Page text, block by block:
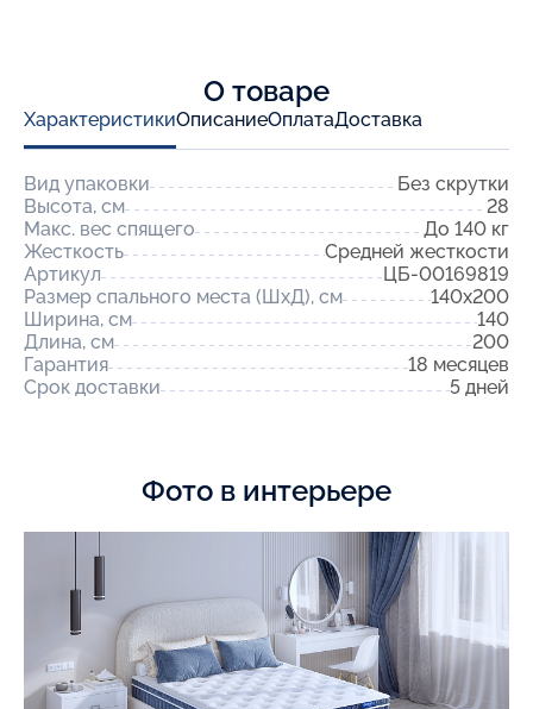
О товаре
ХарактеристикиОписаниеОплатаДоставка
Вид упаковки
Без скрутки
Высота, см
28
Макс. вес спящего
До 140 кг
Жесткость
Средней жесткости
Артикул
ЦБ-00169819
Размер спального места (ШхД), см
140x200
Ширина, см
140
Длина, см
200
Гарантия
18 месяцев
Срок доставки
5 дней
Фото в интерьере